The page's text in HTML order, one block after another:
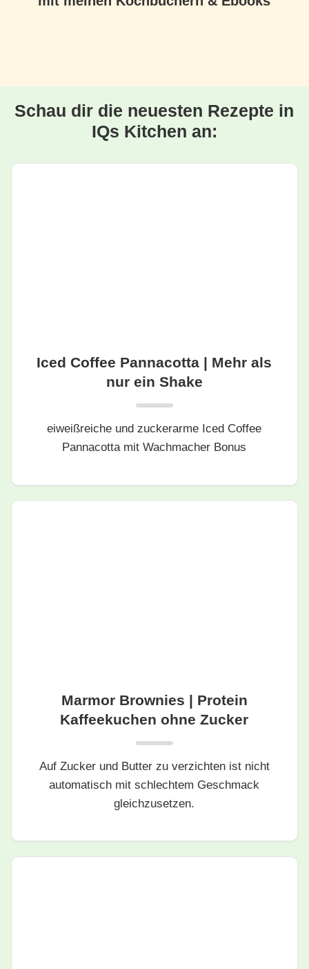
Schau dir die neuesten Rezepte in
IQs Kitchen an:
Iced Coffee Pannacotta | Mehr als
nur ein Shake
eiweißreiche und zuckerarme Iced Coffee
Pannacotta mit Wachmacher Bonus
Marmor Brownies | Protein
Kaffeekuchen ohne Zucker
Auf Zucker und Butter zu verzichten ist nicht
automatisch mit schlechtem Geschmack
gleichzusetzen.